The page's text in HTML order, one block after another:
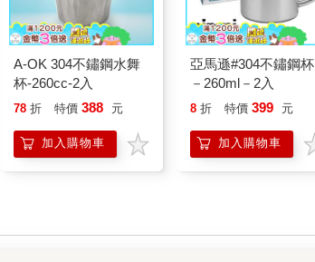
A-OK 304不鏽鋼水舞
杯-260cc-2入
78 折 特價 388 元
加入購物車
亞馬遜#304不鏽鋼杯
－260ml－2入
8 折 特價 399 元
加入購物車